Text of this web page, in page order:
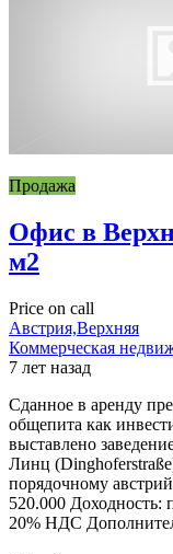
Продажа
Офис в
м2
Price on call
Австрия,Верхняя
Коммерческая
7 лет назад
Сданное в аренду
общепита как
выставлено
Линц
порядочному
520.000 Доходность:
20% НДС